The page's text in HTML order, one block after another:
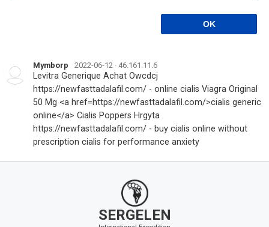
Mymborp 2022-06-12 · 46.161.11.6
Levitra Generique Achat Owcdcj
https://newfasttadalafil.com/ - online cialis Viagra Original
50 Mg <a href=https://newfasttadalafil.com/>cialis generic
online</a> Cialis Poppers Hrgyta
https://newfasttadalafil.com/ - buy cialis online without
prescription cialis for performance anxiety
SERGELEN